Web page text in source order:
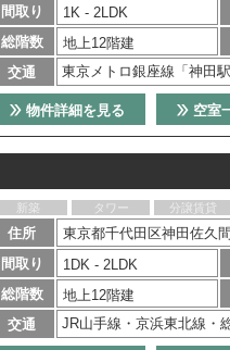
間取り
1K - 2LDK
総階数
地上12階建
交通
東京メトロ銀座線「神田
空室
物件詳細を見る
新築 タワー 分譲賃貸
住所
東京都千代田区神田佐久
間取り
1DK - 2LDK
総階数
地上12階建
交通
JR山手線・京浜東北線・